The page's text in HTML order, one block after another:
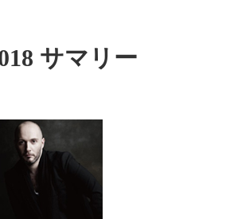
サマリー